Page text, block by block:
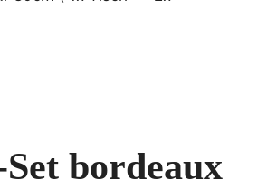
Set bordeaux